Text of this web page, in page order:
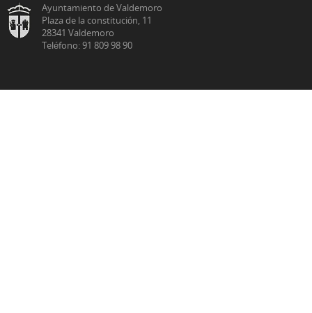
Ayuntamiento de Valdemoro
Plaza de la constitución, 11
28341 Valdemoro
Teléfono: 91 809 98 90